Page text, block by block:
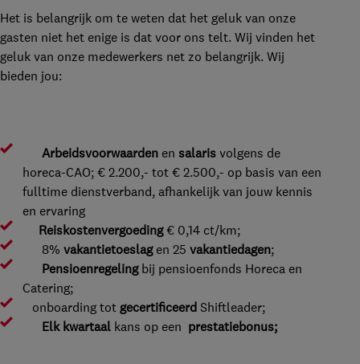
Het is belangrijk om te weten dat het geluk van onze
gasten niet het enige is dat voor ons telt. Wij vinden het
geluk van onze medewerkers net zo belangrijk. Wij
bieden jou:
Arbeidsvoorwaarden en salaris volgens de
horeca-CAO; € 2.200,- tot € 2.500,- op basis van een
fulltime dienstverband, afhankelijk van jouw kennis
en ervaring
Reiskostenvergoeding€ 0,14 ct/km;
8% vakantietoeslagen 25 vakantiedagen;
Pensioenregelingbij pensioenfonds Horeca en
Catering;
onboarding tot gecertificeerd Shiftleader;
Elk kwartaal kans op een prestatiebonus;